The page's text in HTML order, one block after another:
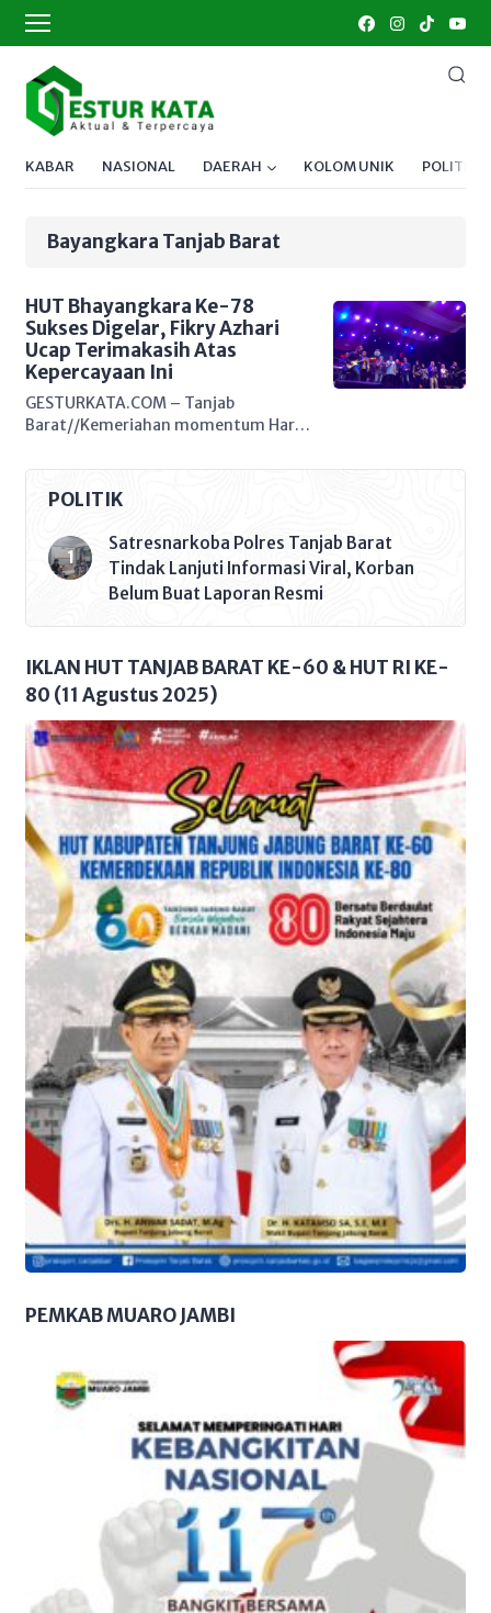
KABAR NASIONAL DAERAH KOLOM UNIK POLITIK
Bayangkara Tanjab Barat
HUT Bhayangkara Ke-78
Sukses Digelar, Fikry Azhari
Ucap Terimakasih Atas
Kepercayaan Ini
GESTURKATA.COM – Tanjab
Barat//Kemeriahan momentum Hari
Ke 78 sukses digelar oleh Masyarakat,
yg di inisiasi dari berbagai kalangan,
yaitu Mahasiswa, Pemuda, Serta
berbagai macam Ormas dan Ormawa
lainnya. Pesta Rakyat Bhayangkara
78th ini adalah bentuk apresiasi Dari
masyarakat untuk polri, dan
terkhusus Kepolisian Resort (Polres)
[…]
POLITIK
Satresnarkoba Polres Tanjab Barat
Tindak Lanjuti Informasi Viral, Korban
Belum Buat Laporan Resmi
IKLAN HUT TANJAB BARAT KE-60 & HUT RI KE-
80 (11 Agustus 2025)
PEMKAB MUARO JAMBI